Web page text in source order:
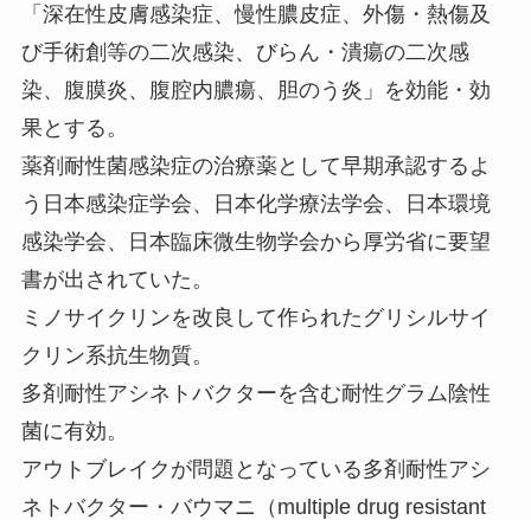
「深在性皮膚感染症、慢性膿皮症、外傷・熱傷及
び手術創等の二次感染、びらん・潰瘍の二次感
染、腹膜炎、腹腔内膿瘍、胆のう炎」を効能・効
果とする。
薬剤耐性菌感染症の治療薬として早期承認するよ
う日本感染症学会、日本化学療法学会、日本環境
感染学会、日本臨床微生物学会から厚労省に要望
書が出されていた。
ミノサイクリンを改良して作られたグリシルサイ
クリン系抗生物質。
多剤耐性アシネトバクターを含む耐性グラム陰性
菌に有効。
アウトブレイクが問題となっている多剤耐性アシ
ネトバクター・バウマニ（multiple drug resistant